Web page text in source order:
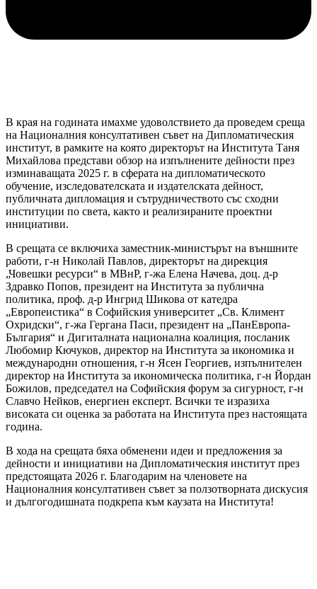
В края на годината имахме удоволствието да проведем среща
на Националния консултативен съвет на Дипломатическия
институт, в рамките на която директорът на Института Таня
Михайлова представи обзор на изпълнените дейности през
изминаващата 2025 г. в сферата на дипломатическото
обучение, изследователската и издателската дейност,
публичната дипломация и сътрудничеството със сходни
институции по света, както и реализираните проектни
инициативи.
В срещата се включиха заместник-министърът на външните
работи, г-н Николай Павлов, директорът на дирекция
„Човешки ресурси“ в МВнР, г-жа Елена Начева, доц. д-р
Здравко Попов, президент на Института за публична
политика, проф. д-р Ингрид Шикова от катедра
„Европеистика“ в Софийския университет „Св. Климент
Охридски“, г-жа Гергана Паси, президент на „ПанЕвропа-
България“ и Дигиталната национална коалиция, посланик
Любомир Кючуков, директор на Института за икономика и
международни отношения, г-н Ясен Георгиев, изпълнителен
директор на Института за икономическа политика, г-н Йордан
Божилов, председател на Софийския форум за сигурност, г-н
Славчо Нейков, енергиен експерт. Всички те изразиха
високата си оценка за работата на Института през настоящата
година.
В хода на срещата бяха обменени идеи и предложения за
дейности и инициативи на Дипломатическия институт през
предстоящата 2026 г. Благодарим на членовете на
Националния консултативен съвет за ползотворната дискусия
и дългогодишната подкрепа към каузата на Института!